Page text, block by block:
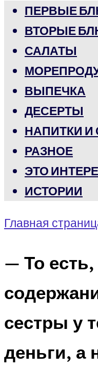
ПЕРВЫЕ
ВТОРЫЕ
САЛАТЫ
ВЫПЕЧКА
ДЕСЕРТЫ
НАПИТКИ И
РАЗНОЕ
ЭТО
ИСТОРИИ
Главная
— То
сестры у
деньги, а